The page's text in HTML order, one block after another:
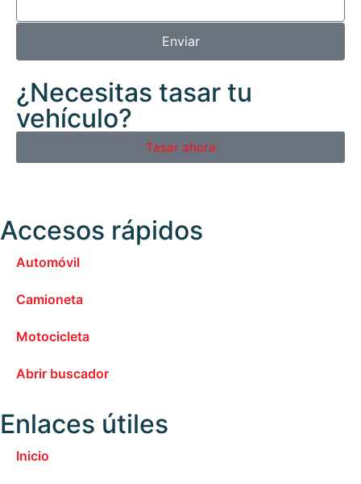
Enviar
¿Necesitas tasar tu
vehículo?
Tasar ahora
Accesos rápidos
Automóvil
Camioneta
Motocicleta
Abrir buscador
Enlaces útiles
Inicio